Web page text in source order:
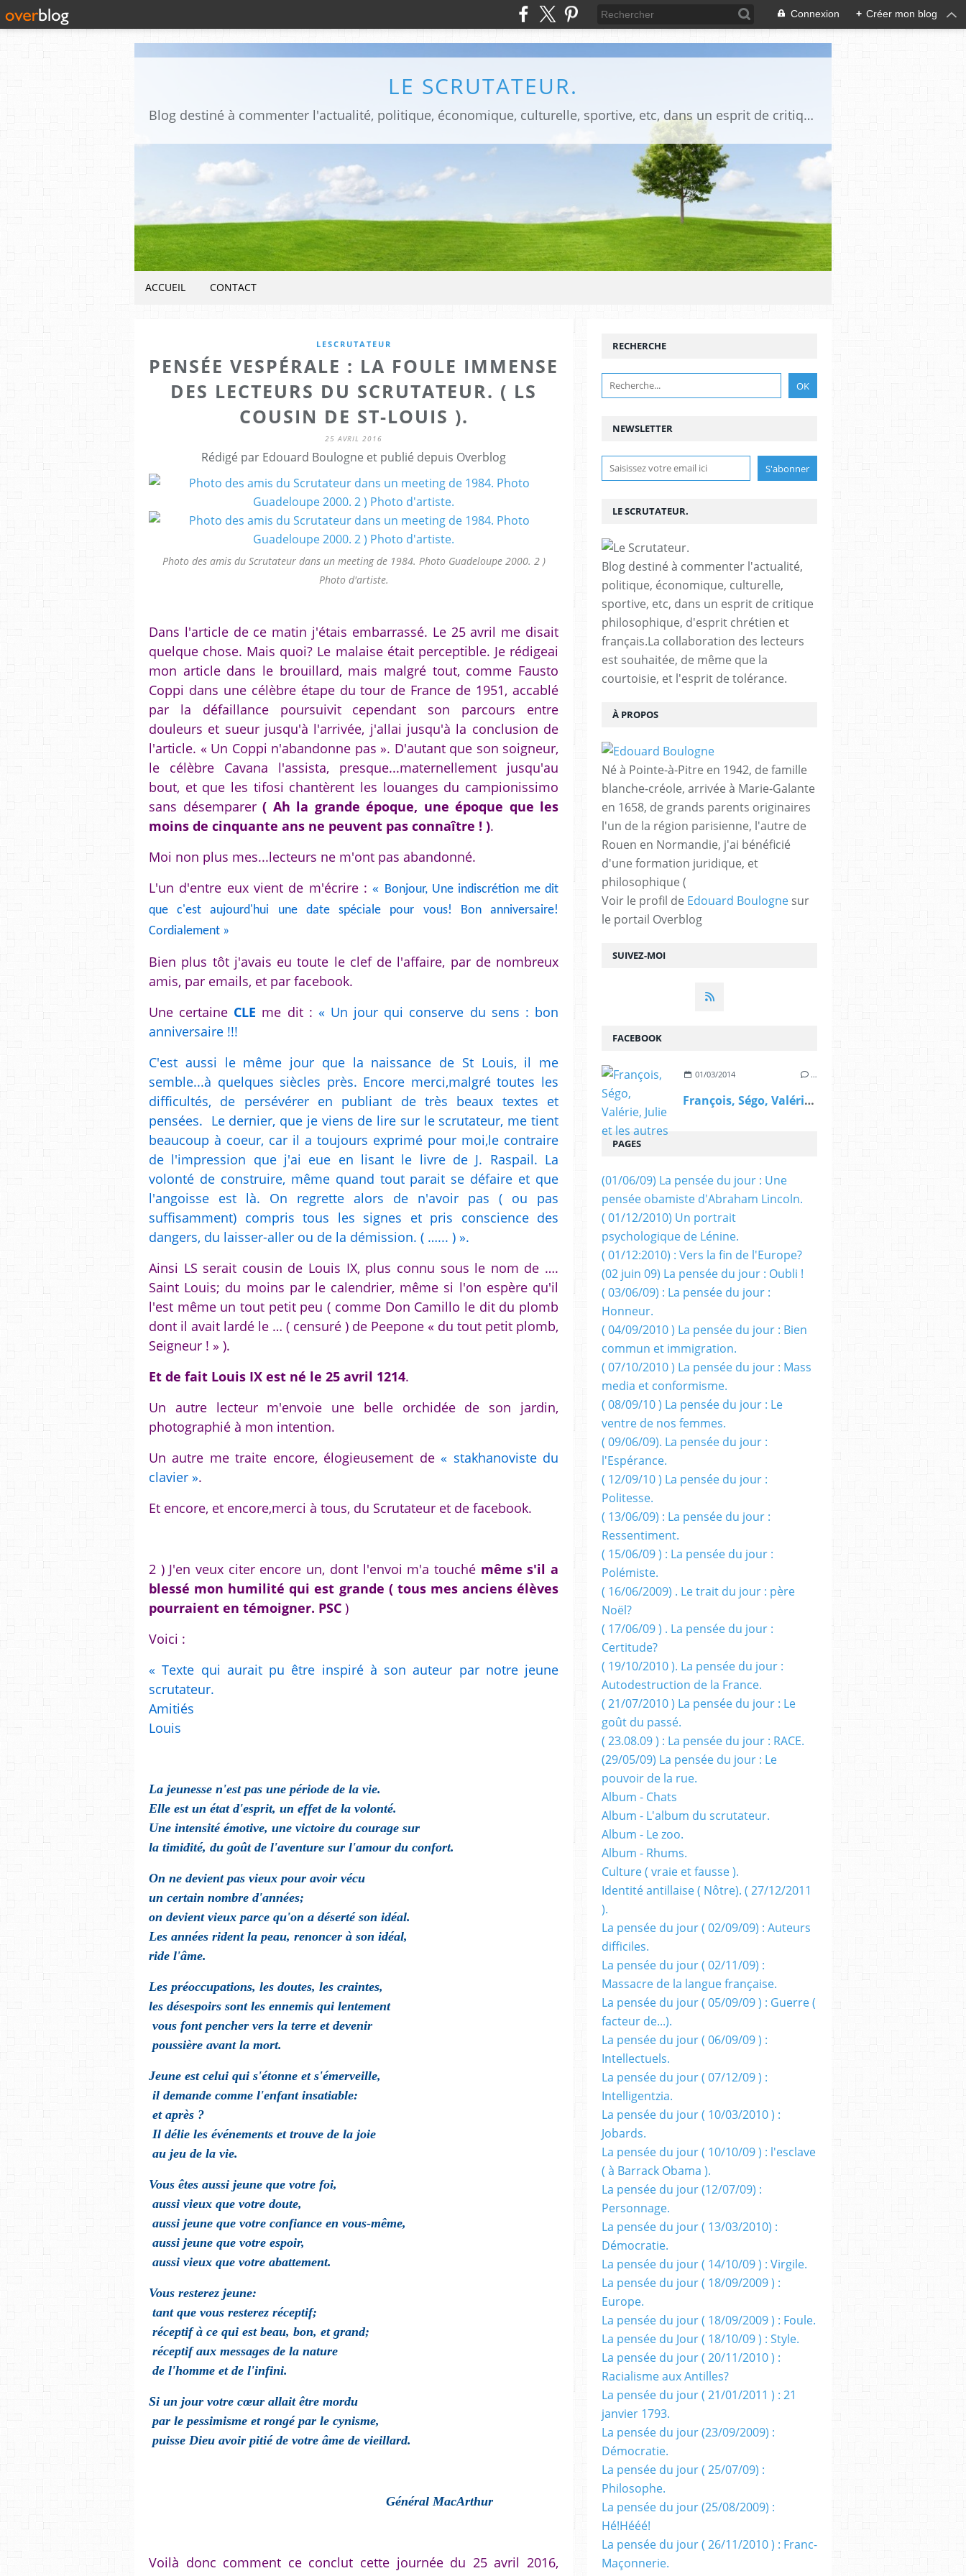
Connexion + Créer mon blog
LE SCRUTATEUR.
Blog destiné à commenter l'actualité, politique, économique, culturelle, sportive, etc, dans un esprit de critique philosophique, d'esprit chrétien et français.La collaboration des lecteurs est souhaitée, de même que la courtoisie, et l'esprit de tolérance.
ACCUEIL CONTACT
LESCRUTATEUR
PENSÉE VESPÉRALE : LA FOULE IMMENSE
DES LECTEURS DU SCRUTATEUR. ( LS
COUSIN DE ST-LOUIS ).
25 AVRIL 2016
Rédigé par Edouard Boulogne et publié depuis Overblog
Photo des amis du Scrutateur dans un meeting de 1984. Photo Guadeloupe 2000. 2 )
Photo d'artiste.
Dans l'article de ce matin j'étais embarrassé. Le 25 avril me disait
quelque chose. Mais quoi? Le malaise était perceptible. Je rédigeai
mon article dans le brouillard, mais malgré tout, comme Fausto
Coppi dans une célèbre étape du tour de France de 1951, accablé
par la défaillance poursuivit cependant son parcours entre
douleurs et sueur jusqu'à l'arrivée, j'allai jusqu'à la conclusion de
l'article. « Un Coppi n'abandonne pas ». D'autant que son soigneur,
le célèbre Cavana l'assista, presque...maternellement jusqu'au
bout, et que les tifosi chantèrent les louanges du campionissimo
sans désemparer ( Ah la grande époque, une époque que les
moins de cinquante ans ne peuvent pas connaître ! ).
Moi non plus mes...lecteurs ne m'ont pas abandonné.
L'un d'entre eux vient de m'écrire :« Bonjour, Une indiscrétion me dit
que c'est aujourd'hui une date spéciale pour vous! Bon anniversaire!
Cordialement »
Bien plus tôt j'avais eu toute le clef de l'affaire, par de nombreux
amis, par emails, et par facebook.
Une certaine CLE me dit : « Un jour qui conserve du sens : bon
anniversaire !!!
C'est aussi le même jour que la naissance de St Louis, il me
semble...à quelques siècles près. Encore merci,malgré toutes les
difficultés, de persévérer en publiant de très beaux textes et
pensées. Le dernier, que je viens de lire sur le scrutateur, me tient
beaucoup à coeur, car il a toujours exprimé pour moi,le contraire
de l'impression que j'ai eue en lisant le livre de J. Raspail. La
volonté de construire, même quand tout parait se défaire et que
l'angoisse est là. On regrette alors de n'avoir pas ( ou pas
suffisamment) compris tous les signes et pris conscience des
dangers, du laisser-aller ou de la démission. ( …... ) ».
Ainsi LS serait cousin de Louis IX, plus connu sous le nom de ….
Saint Louis; du moins par le calendrier, même si l'on espère qu'il
l'est même un tout petit peu ( comme Don Camillo le dit du plomb
dont il avait lardé le … ( censuré ) de Peepone « du tout petit plomb,
Seigneur ! » ).
Et de fait Louis IX est né le 25 avril 1214.
Un autre lecteur m'envoie une belle orchidée de son jardin,
photographié à mon intention.
Un autre me traite encore, élogieusement de« stakhanoviste du
clavier ».
Et encore, et encore,merci à tous, du Scrutateur et de facebook.
2 ) J'en veux citer encore un, dont l'envoi m'a touché même s'il a
blessé mon humilité qui est grande ( tous mes anciens élèves
pourraient en témoigner. PSC )
Voici :
« Texte qui aurait pu être inspiré à son auteur par notre jeune
scrutateur.
Amitiés
Louis
La jeunesse n'est pas une période de la vie.
Elle est un état d'esprit, un effet de la volonté.
Une intensité émotive, une victoire du courage sur
la timidité, du goût de l'aventure sur l'amour du confort.
On ne devient pas vieux pour avoir vécu
un certain nombre d'années;
on devient vieux parce qu'on a déserté son idéal.
Les années rident la peau, renoncer à son idéal,
ride l'âme.
Les préoccupations, les doutes, les craintes,
les désespoirs sont les ennemis qui lentement
vous font pencher vers la terre et devenir
poussière avant la mort.
Jeune est celui qui s'étonne et s'émerveille,
il demande comme l'enfant insatiable:
et après ?
Il délie les événements et trouve de la joie
au jeu de la vie.
Vous êtes aussi jeune que votre foi,
aussi vieux que votre doute,
aussi jeune que votre confiance en vous-même,
aussi jeune que votre espoir,
aussi vieux que votre abattement.
Vous resterez jeune:
tant que vous resterez réceptif;
réceptif à ce qui est beau, bon, et grand;
réceptif aux messages de la nature
de l'homme et de l'infini.
Si un jour votre cœur allait être mordu
par le pessimisme et rongé par le cynisme,
puisse Dieu avoir pitié de votre âme de vieillard.
Général MacArthur
Voilà donc comment ce conclut cette journée du 25 avril 2016,
NEWSLETTER
SUIVEZ-MOI
RECHERCHE
LE SCRUTATEUR.
Blog destiné à commenter l'actualité,
politique, économique, culturelle,
sportive, etc, dans un esprit de critique
philosophique, d'esprit chrétien et
français.La collaboration des lecteurs
est souhaitée, de même que la
courtoisie, et l'esprit de tolérance.
À PROPOS
Né à Pointe-à-Pitre en 1942, de famille
blanche-créole, arrivée à Marie-Galante
en 1658, de grands parents originaires
l'un de la région parisienne, l'autre de
Rouen en Normandie, j'ai bénéficié
d'une formation juridique, et
philosophique (
Voir le profil de Edouard Boulogne sur
le portail Overblog
FACEBOOK
01/03/2014 …
François, Ségo, Valérie, Julie et les autres
PAGES
(01/06/09) La pensée du jour : Une
pensée obamiste d'Abraham Lincoln.
( 01/12/2010) Un portrait
psychologique de Lénine.
( 01/12:2010) : Vers la fin de l'Europe?
(02 juin 09) La pensée du jour : Oubli !
( 03/06/09) : La pensée du jour :
Honneur.
( 04/09/2010 ) La pensée du jour : Bien
commun et immigration.
( 07/10/2010 ) La pensée du jour : Mass
media et conformisme.
( 08/09/10 ) La pensée du jour : Le
ventre de nos femmes.
( 09/06/09). La pensée du jour :
l'Espérance.
( 12/09/10 ) La pensée du jour :
Politesse.
( 13/06/09) : La pensée du jour :
Ressentiment.
( 15/06/09 ) : La pensée du jour :
Polémiste.
( 16/06/2009) . Le trait du jour : père
Noël?
( 17/06/09 ) . La pensée du jour :
Certitude?
( 19/10/2010 ). La pensée du jour :
Autodestruction de la France.
( 21/07/2010 ) La pensée du jour : Le
goût du passé.
( 23.08.09 ) : La pensée du jour : RACE.
(29/05/09) La pensée du jour : Le
pouvoir de la rue.
Album - Chats
Album - L'album du scrutateur.
Album - Le zoo.
Album - Rhums.
Culture ( vraie et fausse ).
Identité antillaise ( Nôtre). ( 27/12/2011
).
La pensée du jour ( 02/09/09) : Auteurs
difficiles.
La pensée du jour ( 02/11/09) :
Massacre de la langue française.
La pensée du jour ( 05/09/09 ) : Guerre (
facteur de...).
La pensée du jour ( 06/09/09 ) :
Intellectuels.
La pensée du jour ( 07/12/09 ) :
Intelligentzia.
La pensée du jour ( 10/03/2010 ) :
Jobards.
La pensée du jour ( 10/10/09 ) : l'esclave
( à Barrack Obama ).
La pensée du jour (12/07/09) :
Personnage.
La pensée du jour ( 13/03/2010) :
Démocratie.
La pensée du jour ( 14/10/09 ) : Virgile.
La pensée du jour ( 18/09/2009 ) :
Europe.
La pensée du jour ( 18/09/2009 ) : Foule.
La pensée du Jour ( 18/10/09 ) : Style.
La pensée du jour ( 20/11/2010 ) :
Racialisme aux Antilles?
La pensée du jour ( 21/01/2011 ) : 21
janvier 1793.
La pensée du jour (23/09/2009) :
Démocratie.
La pensée du jour ( 25/07/09) :
Philosophe.
La pensée du jour (25/08/2009) :
Hé!Hééé!
La pensée du jour ( 26/11/2010 ) : Franc-
Maçonnerie.